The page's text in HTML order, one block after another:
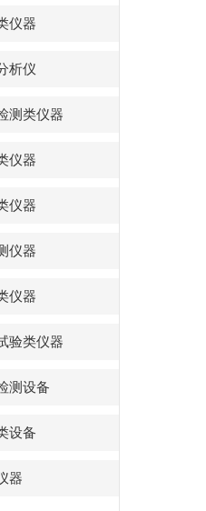
仪器
析仪
测类仪器
仪器
仪器
仪器
仪器
验类仪器
测设备
设备
器